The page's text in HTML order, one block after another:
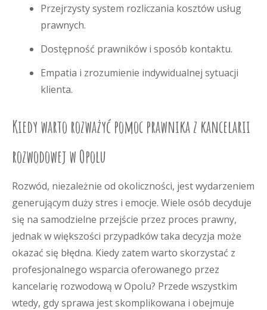
Przejrzysty system rozliczania kosztów usług
prawnych.
Dostępność prawników i sposób kontaktu.
Empatia i zrozumienie indywidualnej sytuacji
klienta.
Kiedy warto rozważyć pomoc prawnika z kancelarii
rozwodowej w Opolu
Rozwód, niezależnie od okoliczności, jest wydarzeniem
generującym duży stres i emocje. Wiele osób decyduje
się na samodzielne przejście przez proces prawny,
jednak w większości przypadków taka decyzja może
okazać się błędna. Kiedy zatem warto skorzystać z
profesjonalnego wsparcia oferowanego przez
kancelarię rozwodową w Opolu? Przede wszystkim
wtedy, gdy sprawa jest skomplikowana i obejmuje